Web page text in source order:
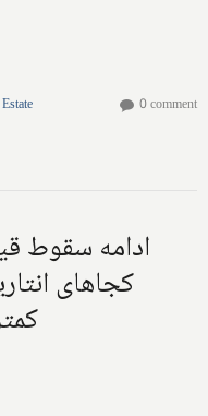
0 comment
ادامه سقوط
کجاهای